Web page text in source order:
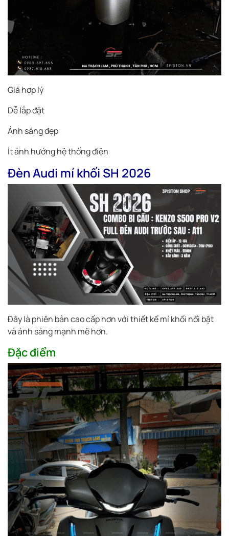
Giá hợp lý
Dễ lắp đặt
Ánh sáng đẹp
Ít ảnh hưởng hệ thống điện
Đèn Audi mí khối SH 2026
Đây là phiên bản cao cấp hơn với thiết kế mí khối nổi bật
và ánh sáng mạnh mẽ hơn.
Đặc điểm